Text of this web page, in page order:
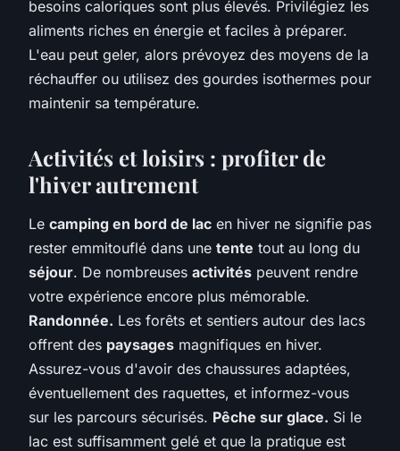
besoins caloriques sont plus élevés. Privilégiez les
aliments riches en énergie et faciles à préparer.
L'eau peut geler, alors prévoyez des moyens de la
réchauffer ou utilisez des gourdes isothermes pour
maintenir sa température.
Activités et loisirs : profiter de
l'hiver autrement
Le camping en bord de lac en hiver ne signifie pas
rester emmitouflé dans une tente tout au long du
séjour. De nombreuses activités peuvent rendre
votre expérience encore plus mémorable.
Randonnée. Les forêts et sentiers autour des lacs
offrent des paysages magnifiques en hiver.
Assurez-vous d'avoir des chaussures adaptées,
éventuellement des raquettes, et informez-vous
sur les parcours sécurisés. Pêche sur glace. Si le
lac est suffisamment gelé et que la pratique est